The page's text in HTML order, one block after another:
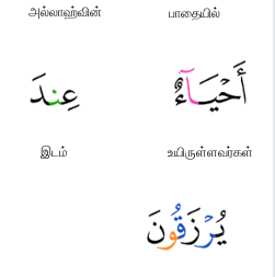
பாதையில்
அல்லாஹ்வின்
உயிருள்ளவர்கள்
இடம்